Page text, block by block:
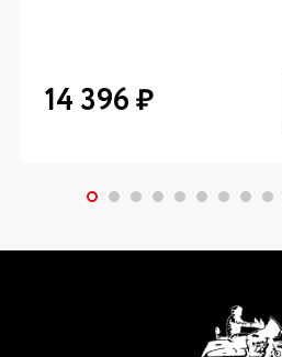
14 396₽